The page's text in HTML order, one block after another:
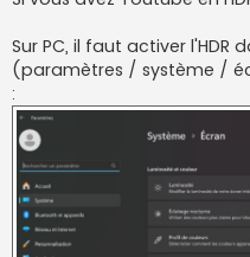
s
g
e
Sur PC, il faut activer
(paramètres / système /
: